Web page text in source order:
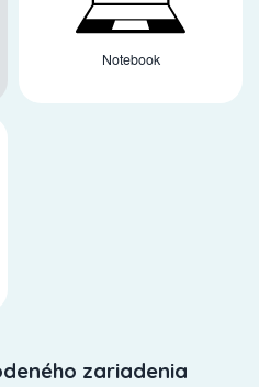
Notebook
zariadenia